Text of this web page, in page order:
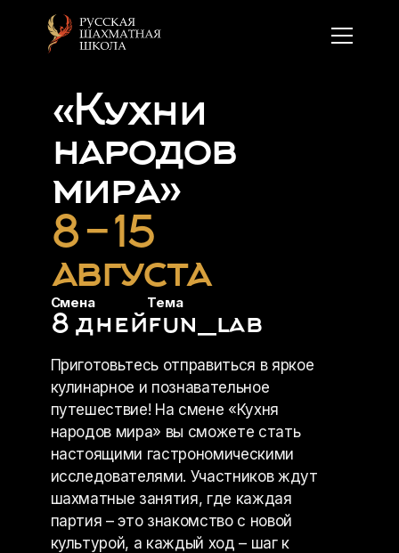
«Кухни
народов
мира»
8 - 15
августа
Смена
8 дней
Тема
fun_lab
Приготовьтесь отправиться в яркое
кулинарное и познавательное
путешествие! На смене «Кухня
народов мира» вы сможете стать
настоящими гастрономическими
исследователями. Участников ждут
шахматные занятия, где каждая
партия – это знакомство с новой
культурой, а каждый ход – шаг к